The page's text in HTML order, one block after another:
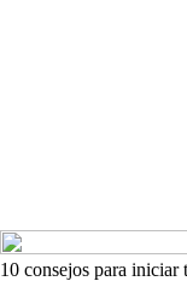
10 consejos para iniciar